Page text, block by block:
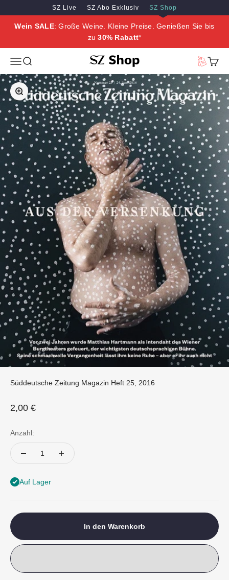
Zum Inhalt springen
Zum Hauptinhalt springen
SZ Live SZ Abo Exklusiv SZ Shop
Wein SALE: Große Weine. Kleine Preise. Genießen Sie bis
zu30% Rabatt*
MenüSuche SZ Erleben
Bild vergrößern
Süddeutsche Zeitung Magazin Heft 25, 2016
Angebot
2,00 €
Anzahl:
Auf Lager
In den Warenkorb